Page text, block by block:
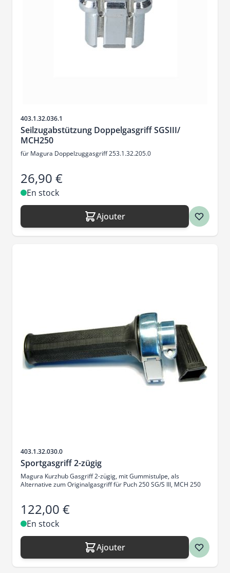
SKU
403.1.32.036.1
Seilzugabstützung Doppelgasgriff SGSIII/
MCH250
für Magura Doppelzuggasgriff 253.1.32.205.0
26,90 €
En stock
Ajouter
SKU
403.1.32.030.0
Sportgasgriff 2-zügig
Magura Kurzhub Gasgriff 2-zügig, mit Gummistulpe, als
Alternative zum Originalgasgriff für Puch 250 SG/S III, MCH 250
122,00 €
En stock
Ajouter